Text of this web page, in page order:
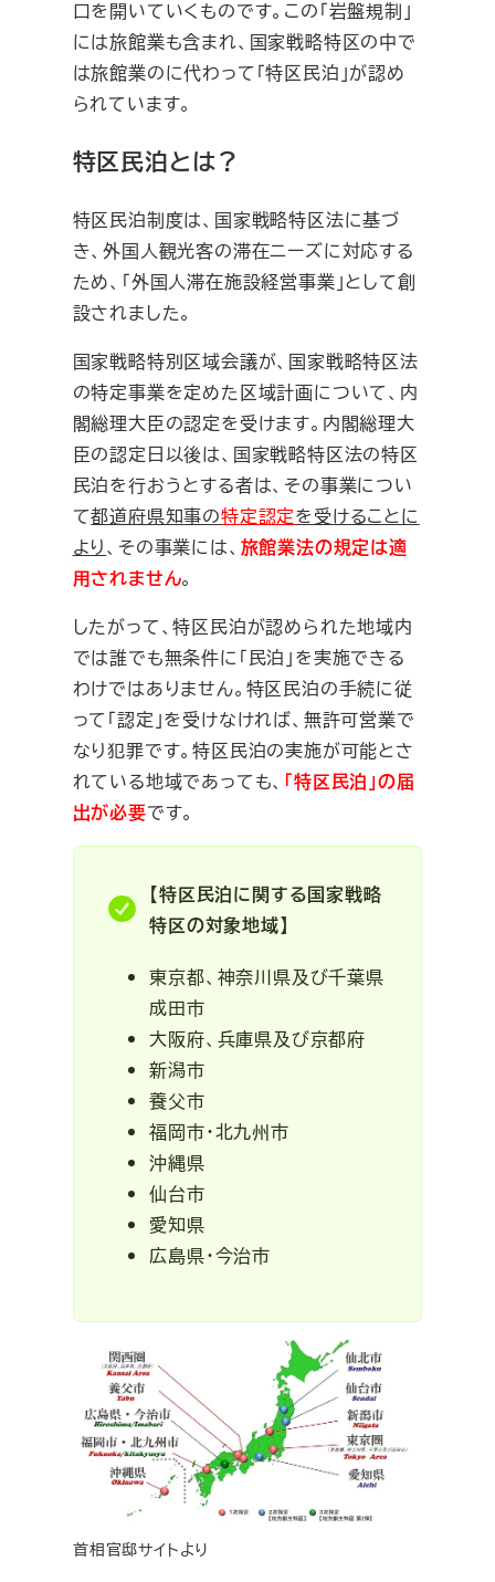
口を開いていくものです。この「岩盤規制」
には旅館業も含まれ、国家戦略特区の中で
は旅館業のに代わって「特区民泊」が認め
られています。
特区民泊とは？
特区民泊制度は、国家戦略特区法に基づ
き、外国人観光客の滞在ニーズに対応する
ため、「外国人滞在施設経営事業」として創
設されました。
国家戦略特別区域会議が、国家戦略特区法
の特定事業を定めた区域計画について、内
閣総理大臣の認定を受けます。内閣総理大
臣の認定日以後は、国家戦略特区法の特区
民泊を行おうとする者は、その事業につい
て都道府県知事の特定認定を受けることに
より、その事業には、 旅館業法の規定は適
用されません。
したがって、特区民泊が認められた地域内
では誰でも無条件に「民泊」を実施できる
わけではありません。特区民泊の手続に従
って「認定」を受けなければ、無許可営業で
なり犯罪です。特区民泊の実施が可能とさ
れている地域であっても、 「特区民泊」の届
出が必要です。
【特区民泊に関する国家戦略
特区の対象地域】
東京都、神奈川県及び千葉県
成田市
大阪府、兵庫県及び京都府
新潟市
養父市
福岡市・北九州市
沖縄県
仙台市
愛知県
広島県・今治市
首相官邸サイトより